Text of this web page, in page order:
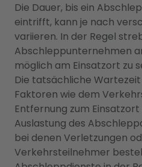
Die Dauer, bis ein
eintrifft, kann je nach
variieren. In der Regel
Abschleppunternehmen
möglich am Einsatzort zu
Die tatsächliche
Faktoren wie dem
Entfernung zum
Auslastung des
bei denen Verletzungen
Verkehrsteilnehmer